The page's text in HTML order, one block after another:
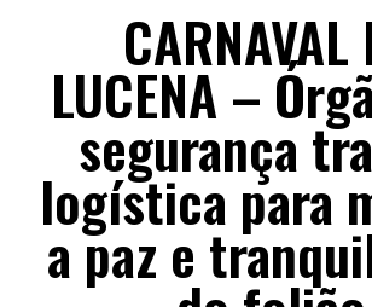
CARNAVAL
LUCENA –
segurança
logística para
a paz e